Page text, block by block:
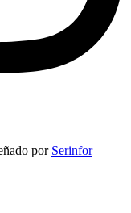
por Serinfor